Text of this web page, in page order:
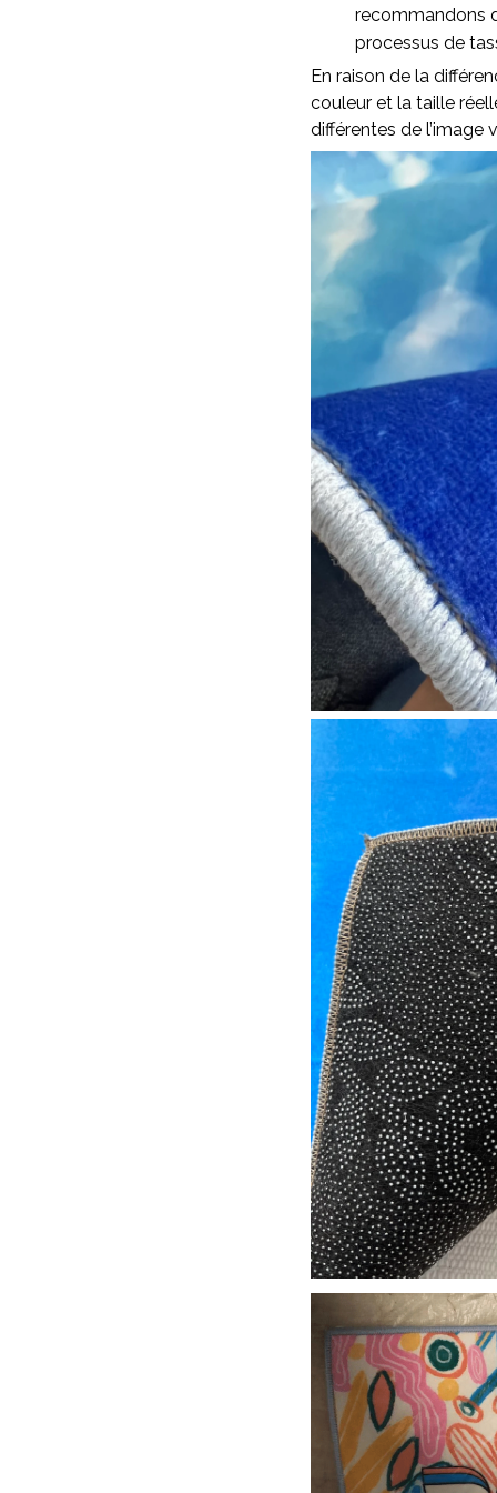
recommandons
processus de
En raison de la
couleur et la taille
différentes de l’image